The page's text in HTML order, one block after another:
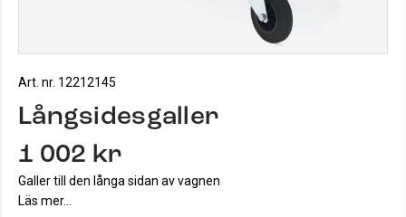
Art. nr. 12212145
Långsidesgaller
1 002 kr
Galler till den långa sidan av vagnen
Läs mer...